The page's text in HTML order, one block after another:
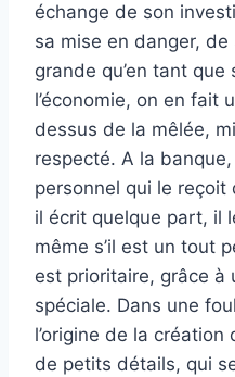
échange de son
sa mise en danger,
grande qu’en tant
l’économie, on en fait
dessus de la mêlée,
respecté. A la
personnel qui le reçoit
il écrit quelque part, il
même s’il est un tout
est prioritaire, grâce à
spéciale. Dans une
l’origine de la
de petits détails, qui